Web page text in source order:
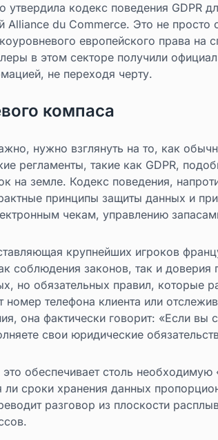
кодекс поведения GDPR
Alliance du Commerce. Это не просто
европейского права
в этом секторе получили
не переходя черту.
компаса
нужно взглянуть на то, как
регламенты, такие как GDPR,
на земле. Кодекс поведения,
принципы защиты данных и
чекам, управлению
крупнейших игроков
соблюдения законов, так и доверия
но обязательных правил, которые
номер телефона клиента или
она фактически говорит: «Если
свои юридические
обеспечивает столь необходимую
ли сроки хранения данных
разговор из плоскости